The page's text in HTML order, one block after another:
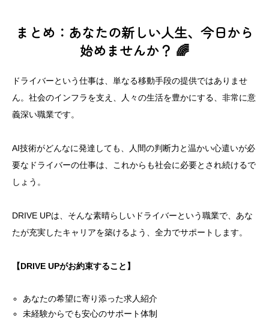
まとめ：あなたの新しい人生、今日から
始めませんか？ 🌈
ドライバーという仕事は、単なる移動手段の提供ではありませ
ん。社会のインフラを支え、人々の生活を豊かにする、非常に意
義深い職業です。
AI技術がどんなに発達しても、人間の判断力と温かい心遣いが必
要なドライバーの仕事は、これからも社会に必要とされ続けるで
しょう。
DRIVE UPは、そんな素晴らしいドライバーという職業で、あな
たが充実したキャリアを築けるよう、全力でサポートします。
【DRIVE UPがお約束すること】
あなたの希望に寄り添った求人紹介
未経験からでも安心のサポート体制